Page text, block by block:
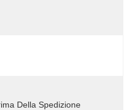
Della Spedizione